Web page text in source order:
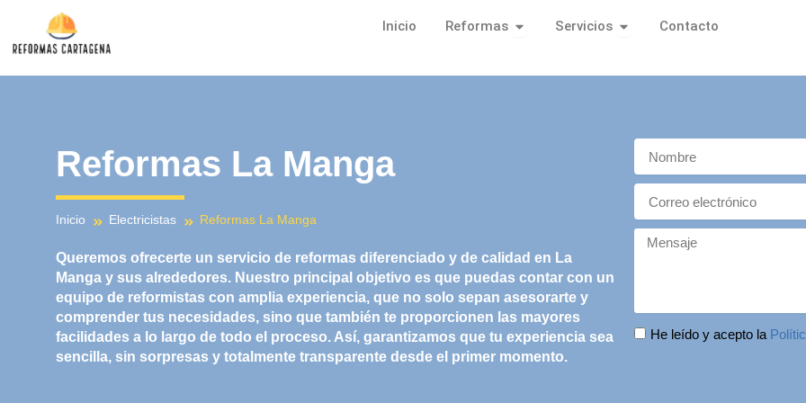
contenido
Inicio Reformas Open Reformas
Servicios Open Servicios
Contacto
Reformas La Manga
Inicio Electricistas Reformas La Manga
Queremos ofrecerte un servicio de reformas diferenciado y de calidad en La
Manga y sus alrededores. Nuestro principal objetivo es que puedas contar con un
equipo de reformistas con amplia experiencia, que no solo sepan asesorarte y
comprender tus necesidades, sino que también te proporcionen las mayores
facilidades a lo largo de todo el proceso. Así, garantizamos que tu experiencia sea
sencilla, sin sorpresas y totalmente transparente desde el primer momento.
m
a
a
g
c
He leído y acepto la